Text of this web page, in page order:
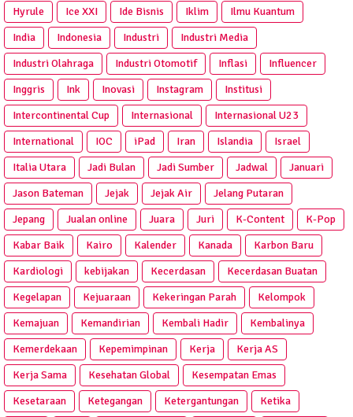
Hyrule
Ice XXI Ide Bisnis Iklim
Ilmu Kuantum
India
Indonesia Industri
Industri Media
Industri Olahraga
Industri Otomotif Inflasi
Influencer
Inggris
Ink Inovasi Instagram
Institusi
Intercontinental Cup
Internasional
Internasional U23
International
IOC iPad Iran Islandia
Israel
Italia Utara
Jadi Bulan Jadi Sumber Jadwal
Januari
Jason Bateman
Jejak Jejak Air
Jelang Putaran
Jepang
Jualan online Juara Juri K-Content
K-Pop
Kabar Baik
Kairo Kalender Kanada
Karbon Baru
Kardiologi
kebijakan Kecerdasan
Kecerdasan Buatan
Kegelapan
Kejuaraan Kekeringan Parah
Kelompok
Kemajuan
Kemandirian Kembali Hadir
Kembalinya
Kemerdekaan
Kepemimpinan Kerja
Kerja AS
Kerja Sama
Kesehatan Global
Kesempatan Emas
Kesetaraan
Ketegangan Ketergantungan Ketika